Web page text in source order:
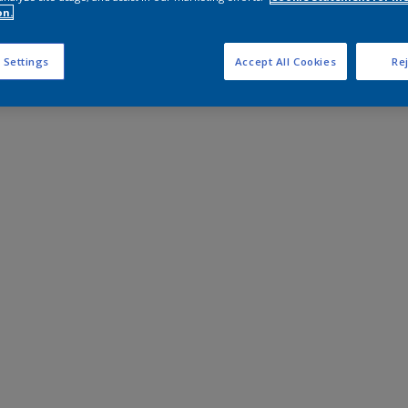
Settings Accept All Cookies